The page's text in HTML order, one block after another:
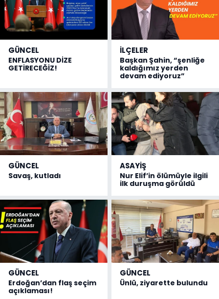
GÜNCEL
ENFLASYONU DİZE
GETİRECEĞİZ!
İLÇELER
Başkan Şahin, “şenliğe
kaldığımız yerden
devam ediyoruz”
GÜNCEL
Savaş, kutladı
ASAYİŞ
Nur Elif’in ölümüyle ilgili
ilk duruşma görüldü
GÜNCEL
Erdoğan’dan flaş seçim
açıklaması!
GÜNCEL
Ünlü, ziyarette bulundu